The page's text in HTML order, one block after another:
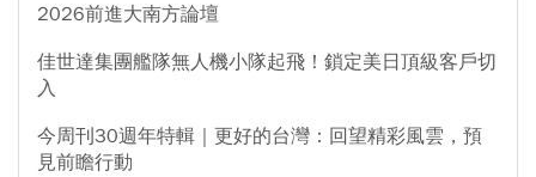
2026前進大南方論壇
佳世達集團艦隊無人機小隊起飛！鎖定美日頂級客戶切
入
今周刊30週年特輯｜更好的台灣：回望精彩風雲，預
見前瞻行動